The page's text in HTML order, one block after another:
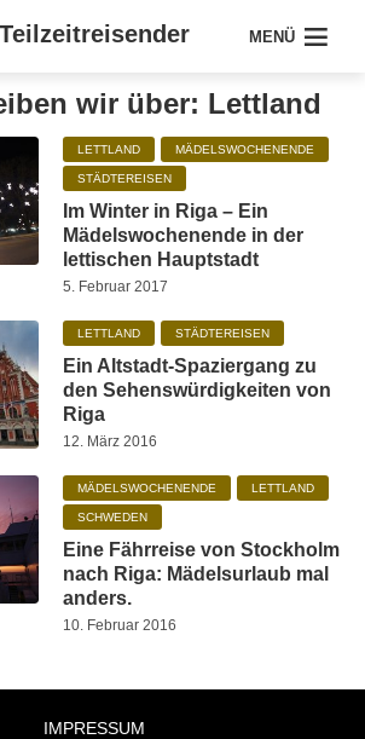
Teilzeitreisender MENÜ
wir über: Lettland
LETTLAND MÄDELSWOCHENENDE
STÄDTEREISEN
Im Winter in Riga – Ein
Mädelswochenende in der
lettischen Hauptstadt
5. Februar 2017
LETTLAND STÄDTEREISEN
Ein Altstadt-Spaziergang zu
den Sehenswürdigkeiten von
Riga
12. März 2016
MÄDELSWOCHENENDE LETTLAND
SCHWEDEN
Eine Fährreise von Stockholm
nach Riga: Mädelsurlaub mal
anders.
10. Februar 2016
IMPRESSUM